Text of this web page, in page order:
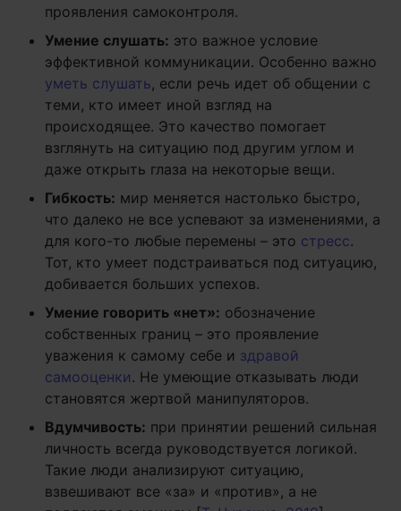
проявления самоконтроля.
Умение слушать: это важное условие
эффективной коммуникации. Особенно важно
уметь слушать, если речь идет об общении с
теми, кто имеет иной взгляд на
происходящее. Это качество помогает
взглянуть на ситуацию под другим углом и
даже открыть глаза на некоторые вещи.
Гибкость: мир меняется настолько быстро,
что далеко не все успевают за изменениями, а
для кого-то любые перемены – это стресс.
Тот, кто умеет подстраиваться под ситуацию,
добивается больших успехов.
Умение говорить «нет»: обозначение
собственных границ – это проявление
уважения к самому себе и здравой
самооценки. Не умеющие отказывать люди
становятся жертвой манипуляторов.
Вдумчивость: при принятии решений сильная
личность всегда руководствуется логикой.
Такие люди анализируют ситуацию,
взвешивают все «за» и «против», а не